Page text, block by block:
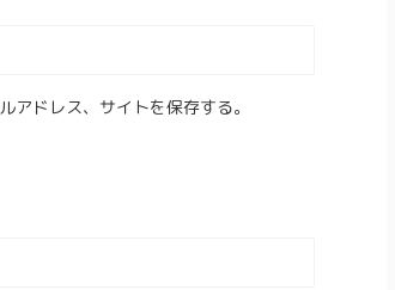
ドレス、サイトを保存する。